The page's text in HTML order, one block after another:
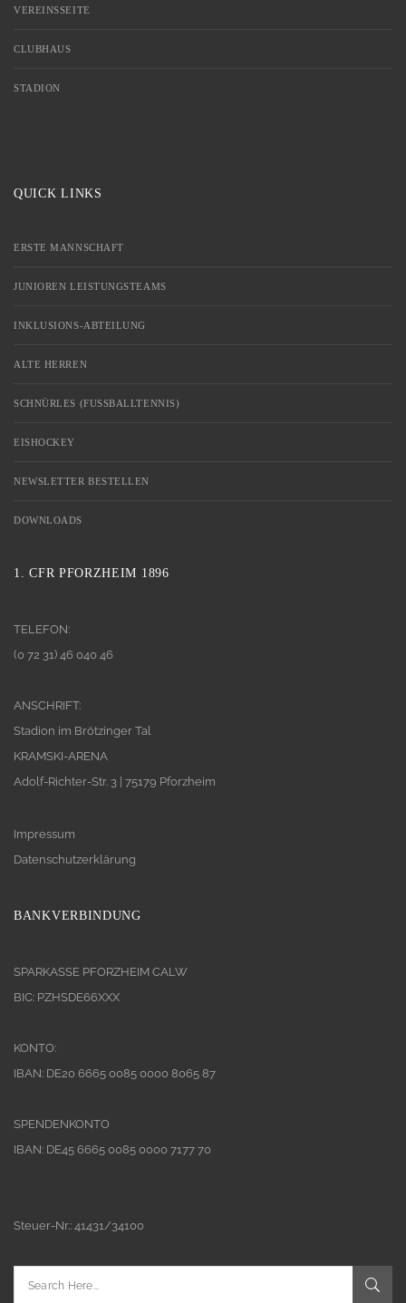
VEREINSSEITE
CLUBHAUS
STADION
QUICK LINKS
ERSTE MANNSCHAFT
JUNIOREN LEISTUNGSTEAMS
INKLUSIONS-ABTEILUNG
ALTE HERREN
SCHNÜRLES (FUSSBALLTENNIS)
EISHOCKEY
NEWSLETTER BESTELLEN
DOWNLOADS
1. CFR PFORZHEIM 1896
TELEFON:
(0 72 31) 46 040 46
ANSCHRIFT:
Stadion im Brötzinger Tal
KRAMSKI-ARENA
Adolf-Richter-Str. 3 | 75179 Pforzheim
Impressum
Datenschutzerklärung
BANKVERBINDUNG
SPARKASSE PFORZHEIM CALW
BIC: PZHSDE66XXX
KONTO:
IBAN: DE20 6665 0085 0000 8065 87
SPENDENKONTO
IBAN: DE45 6665 0085 0000 7177 70
Steuer-Nr.: 41431/34100